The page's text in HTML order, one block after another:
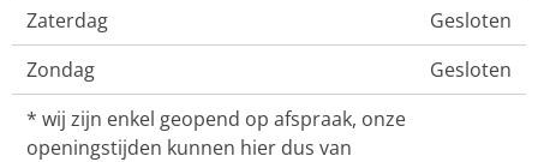
Zaterdag
Gesloten
Zondag
Gesloten
* wij zijn enkel geopend op afspraak, onze
openingstijden kunnen hier dus van